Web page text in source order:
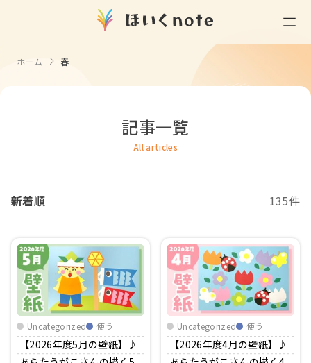
(無料)
自然遊び
隙間時間
伝承遊び
衛生
役立ち
資格・スキルアップ
使う
挿絵
塗り絵
壁紙
おたより文例
月案
園情報
Books
Goods
クリエイター
ホーム 春
記事一覧
All articles
新着順 135件
Uncategorized 使う
【2026年度5月の壁紙】♪
Uncategorized 使う
【2026年度4月の壁紙】♪